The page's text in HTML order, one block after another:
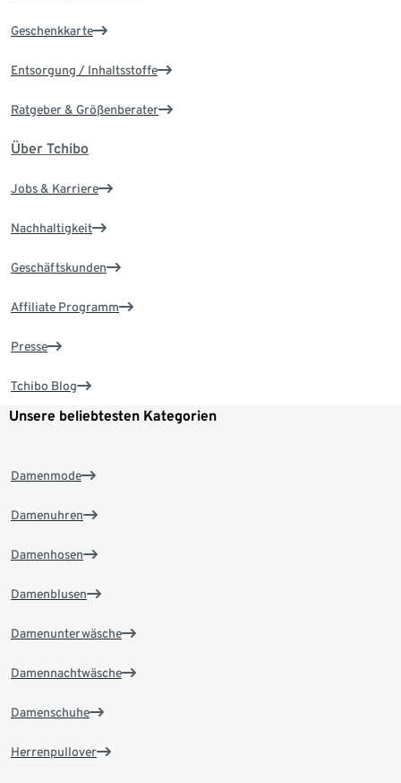
Geschenkkarte
Entsorgung / Inhaltsstoffe
Ratgeber & Größenberater
Über Tchibo
Jobs & Karriere
Nachhaltigkeit
Geschäftskunden
Affiliate Programm
Presse
Tchibo Blog
Unsere beliebtesten Kategorien
Damenmode
Damenuhren
Damenhosen
Damenblusen
Damenunterwäsche
Damennachtwäsche
Damenschuhe
Herrenpullover